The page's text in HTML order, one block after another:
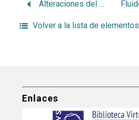
Alteraciones del cemento en la enfermedad periodontal
Volver a la lista de elementos
Enlaces